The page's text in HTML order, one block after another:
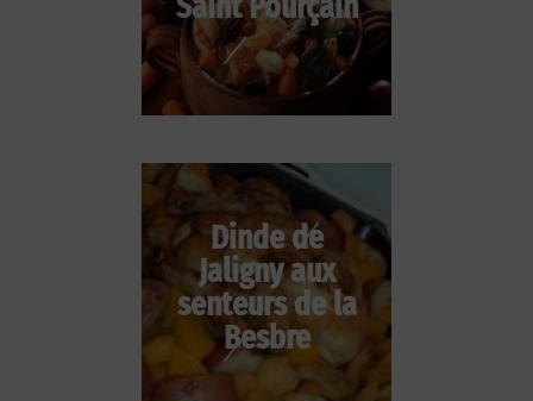
Dinde de
Jaligny aux
senteurs de la
Besbre